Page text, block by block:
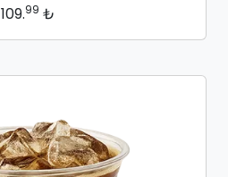
109.99 ₺